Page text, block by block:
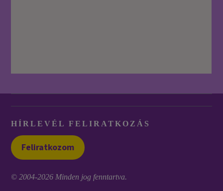
HÍRLEVÉL FELIRATKOZÁS
Feliratkozom
© 2004-2026 Minden jog fenntartva.